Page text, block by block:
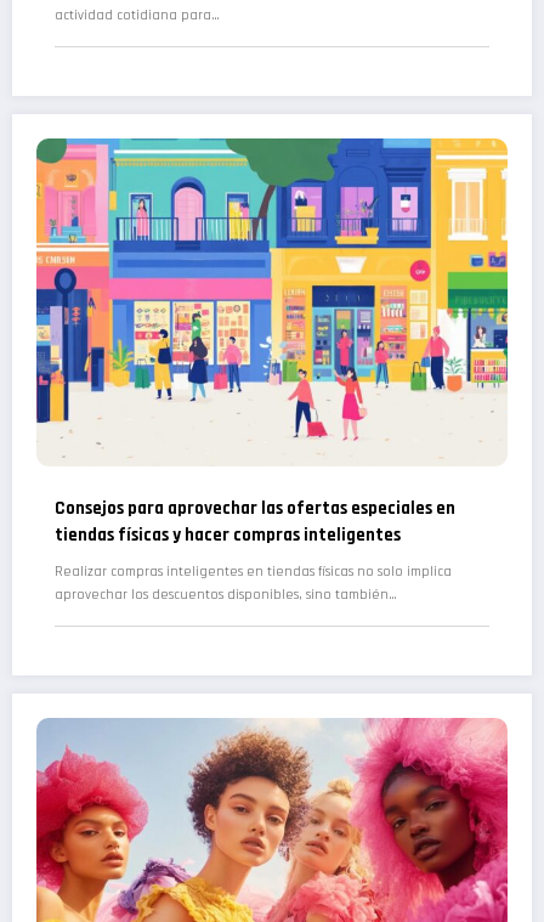
actividad cotidiana para…
Consejos para aprovechar las ofertas especiales en
tiendas físicas y hacer compras inteligentes
Realizar compras inteligentes en tiendas físicas no solo implica
aprovechar los descuentos disponibles, sino también…